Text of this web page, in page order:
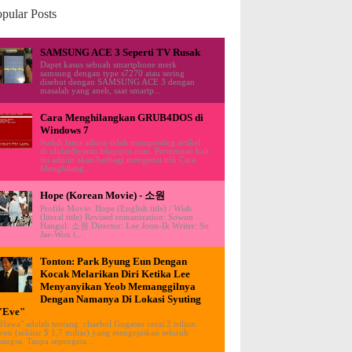
Posts
SAMSUNG ACE 3 Seperti TV Rusak
Dapet kasus sebuah smartphone merk
samsung dengan type s7270 atau sering
disebut dengan SAMSUNG ACE 3 dengan
masalah yang aneh, saat smartp...
Cara Menghilangkan GRUB4DOS di
Windows 7
Sudah lama admin tidak memposting artikel
di ululardiyanto.blogspot.com. Pertemuan kali
ini admin akan berbagi mengenai trik Cara
Menghilang...
Hope (Korean Movie) - 소원
Profile Movie: Hope (English title) / Wish
(literal title) Revised romanization: Sowon
Hangul: 소원 Director: Lee Joon-Ik Writer: So
Jae-Won (...
Tonton: Park Byung Eun Dengan
Kocak Melarikan Diri Ketika Lee
Menyanyikan Yeob Memanggilnya
Dengan Namanya Di Lokasi Syuting
adalah tentang chaebol Gugatan cerai 2 triliun
(sekitar $ 1,7 miliar) yang mengejutkan seluruh
Tanpa sepengeta...